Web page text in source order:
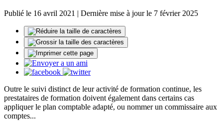
Publié le 16 avril 2021 | Dernière mise à jour le 7 février 2025
Outre le suivi distinct de leur activité de formation continue, les
prestataires de formation doivent également dans certains cas
appliquer le plan comptable adapté, ou nommer un commissaire aux
comptes...